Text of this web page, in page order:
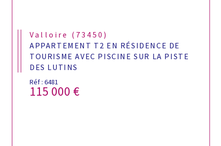
Valloire (73450)
APPARTEMENT T2 EN RÉSIDENCE DE
TOURISME AVEC PISCINE SUR LA PISTE
DES LUTINS
Réf : 6481
115 000 €